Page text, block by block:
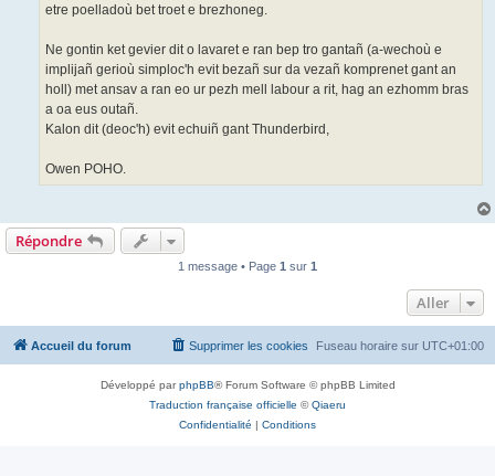
etre poelladoù bet troet e brezhoneg.
Ne gontin ket gevier dit o lavaret e ran bep tro gantañ (a-wechoù e
implijañ gerioù simploc'h evit bezañ sur da vezañ komprenet gant an
holl) met ansav a ran eo ur pezh mell labour a rit, hag an ezhomm bras
a oa eus outañ.
Kalon dit (deoc'h) evit echuiñ gant Thunderbird,
Owen POHO.
Répondre
1 message • Page 1 sur 1
Aller
Accueil du forum Fuseau horaire sur UTC+01:00
Supprimer les cookies
Développé parphpBB® Forum Software © phpBB Limited
Traduction française officielle ©Qiaeru
Confidentialité | Conditions